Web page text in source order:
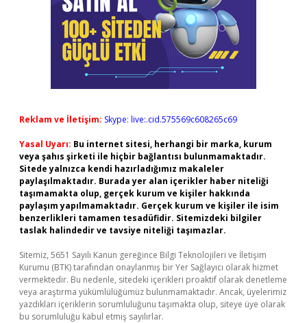
Reklam ve İletişim: Skype: live:.cid.575569c608265c69
Yasal Uyarı: Bu internet sitesi, herhangi bir marka, kurum
veya şahıs şirketi ile hiçbir bağlantısı bulunmamaktadır.
Sitede yalnızca kendi hazırladığımız makaleler
paylaşılmaktadır. Burada yer alan içerikler haber niteliği
taşımamakta olup, gerçek kurum ve kişiler hakkında
paylaşım yapılmamaktadır. Gerçek kurum ve kişiler ile isim
benzerlikleri tamamen tesadüfidir. Sitemizdeki bilgiler
taslak halindedir ve tavsiye niteliği taşımazlar.
Sitemiz, 5651 Sayılı Kanun gereğince Bilgi Teknolojileri ve İletişim
Kurumu (BTK) tarafından onaylanmış bir Yer Sağlayıcı olarak hizmet
vermektedir. Bu nedenle, sitedeki içerikleri proaktif olarak denetleme
veya araştırma yükümlülüğümüz bulunmamaktadır. Ancak, üyelerimiz
yazdıkları içeriklerin sorumluluğunu taşımakta olup, siteye üye olarak
bu sorumluluğu kabul etmiş sayılırlar.